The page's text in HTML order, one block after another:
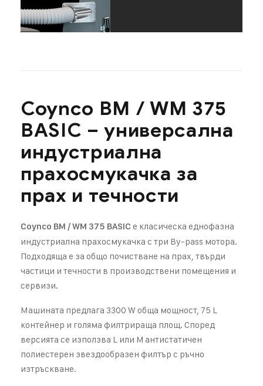
Coynco BM / WM 375
BASIC – универсална
индустриална
прахосмукачка за
прах и течности
Coynco BM / WM 375 BASIC е класическа еднофазна
индустриална прахосмукачка с три By-pass мотора.
Подходяща е за общо почистване на прах, твърди
частици и течности в производствени помещения и
сервизи.
Машината предлага 3300 W обща мощност, 75 L
контейнер и голяма филтрираща площ. Според
версията се използва L или M антистатичен
полиестерен звездообразен филтър с ръчно
изтръскване.